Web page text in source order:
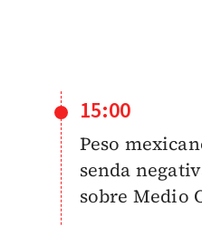
15:00
Peso
senda
sobre Medio